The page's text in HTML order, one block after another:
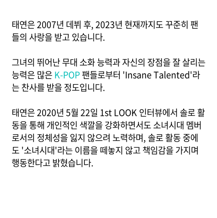
태연은 2007년 데뷔 후, 2023년 현재까지도 꾸준히 팬
들의 사랑을 받고 있습니다.
그녀의 뛰어난 무대 소화 능력과 자신의 장점을 잘 살리는
능력은 많은K-POP팬들로부터 'Insane Talented'라
는 찬사를 받을 정도입니다.
태연은 2020년 5월 22일 1st LOOK 인터뷰에서 솔로 활
동을 통해 개인적인 색깔을 강화하면서도 소녀시대 멤버
로서의 정체성을 잃지 않으려 노력하며, 솔로 활동 중에
도 '소녀시대'라는 이름을 떼놓지 않고 책임감을 가지며
행동한다고 밝혔습니다.